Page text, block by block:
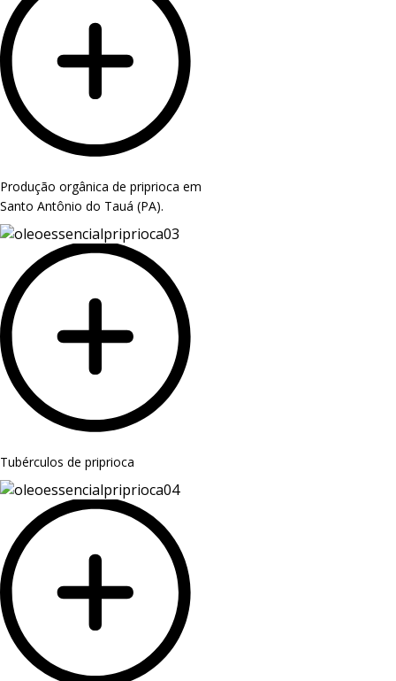
Produção orgânica de priprioca em
Santo Antônio do Tauá (PA).
Tubérculos de priprioca